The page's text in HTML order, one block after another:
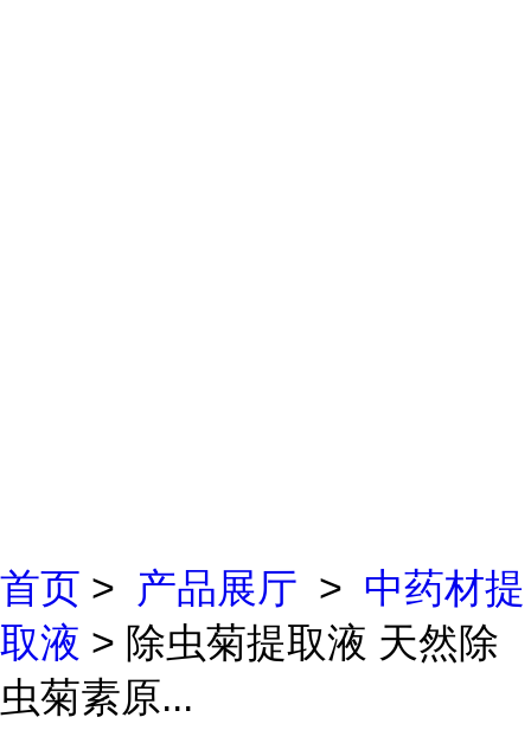
首页 > 产品展厅 > 中药材提
取液 > 除虫菊提取液 天然除
虫菊素原...